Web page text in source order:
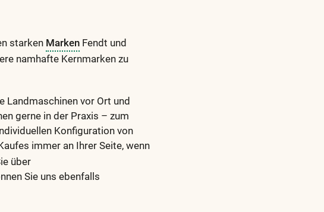
starken Marken Fendt und
namhafte Kernmarken zu
Landmaschinen vor Ort und
gerne in der Praxis – zum
Konfiguration von
immer an Ihrer Seite, wenn
über
Sie uns ebenfalls